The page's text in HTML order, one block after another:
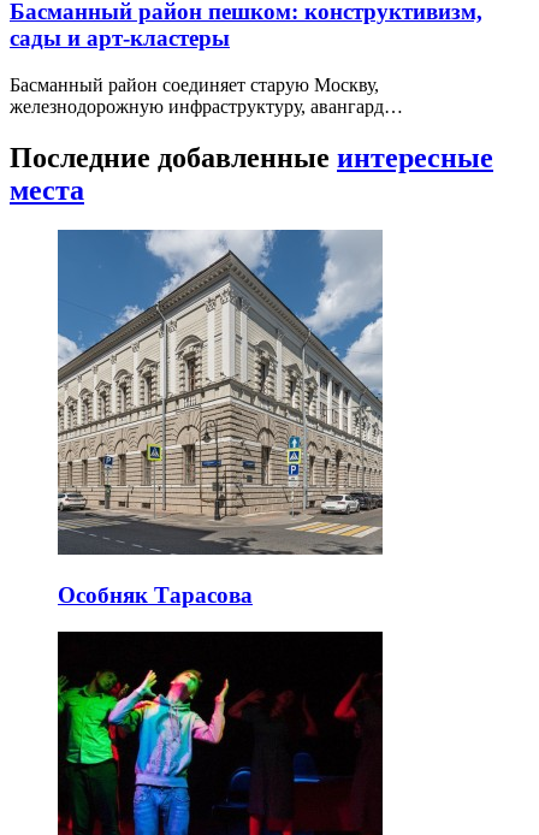
Басманный район пешком: конструктивизм,
сады и арт-кластеры
Басманный район соединяет старую Москву,
железнодорожную инфраструктуру, авангард…
Последние добавленные интересные
места
Особняк Тарасова